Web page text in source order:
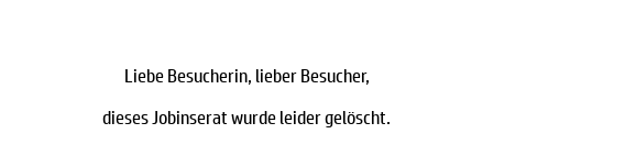
Liebe Besucherin, lieber Besucher,
dieses Jobinserat wurde leider gelöscht.